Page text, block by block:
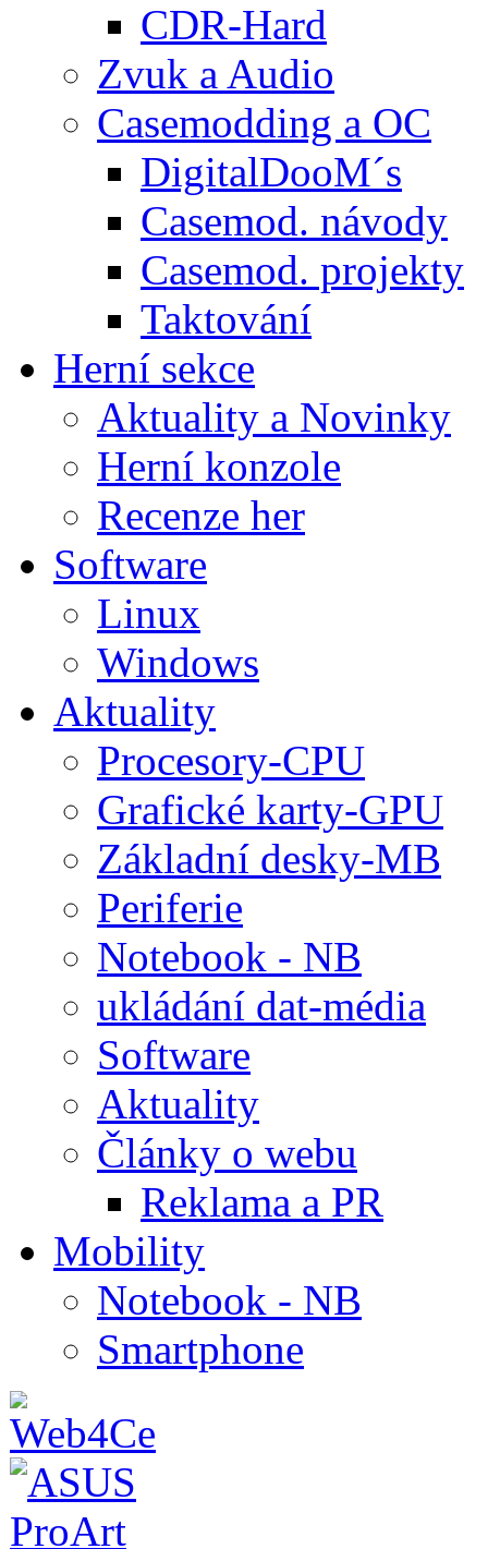
CDR-Hard
Zvuk a Audio
Casemodding a OC
DigitalDooM´s
Casemod. návody
Casemod. projekty
Taktování
Herní sekce
Aktuality a Novinky
Herní konzole
Recenze her
Software
Linux
Windows
Aktuality
Procesory-CPU
Grafické karty-GPU
Základní desky-MB
Periferie
Notebook - NB
ukládání dat-média
Software
Aktuality
Články o webu
Reklama a PR
Mobility
Notebook - NB
Smartphone